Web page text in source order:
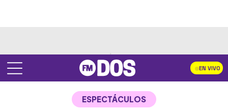
EN VIVO
ESPECTÁCULOS